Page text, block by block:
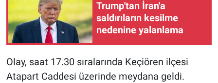
Trump'tan İran'a
saldırıların kesilme
nedenine yalanlama
Olay, saat 17.30 sıralarında Keçiören ilçesi
Atapart Caddesi üzerinde meydana geldi.
Günün görüntüsü
Haber
İlan